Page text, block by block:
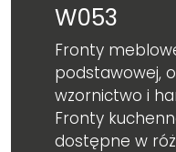
W053
Fronty
podstawowej,
wzornictwo i
Fronty
dostępne w